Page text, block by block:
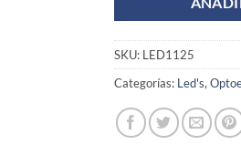
SKU: LED1125
Categorías: Led's,